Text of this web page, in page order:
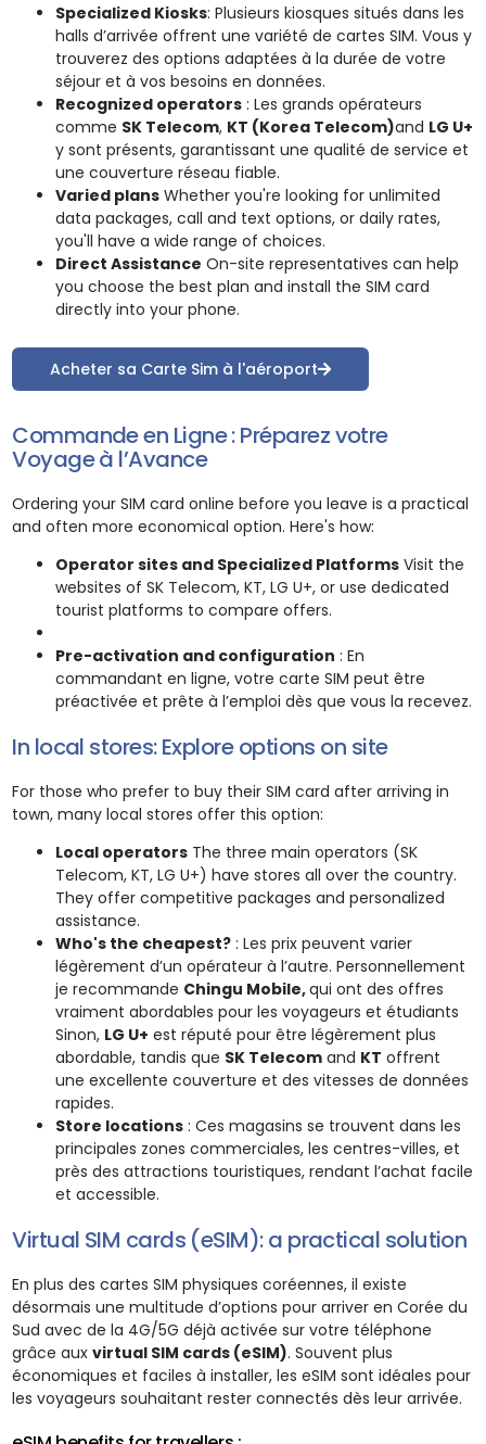
Specialized Kiosks: Plusieurs kiosques situés dans les
halls d’arrivée offrent une variété de cartes SIM. Vous y
trouverez des options adaptées à la durée de votre
séjour et à vos besoins en données.
Recognized operators : Les grands opérateurs
comme SK Telecom, KT (Korea Telecom)and LG U+
y sont présents, garantissant une qualité de service et
une couverture réseau fiable.
Varied plans Whether you're looking for unlimited
data packages, call and text options, or daily rates,
you'll have a wide range of choices.
Direct Assistance On-site representatives can help
you choose the best plan and install the SIM card
directly into your phone.
Acheter sa Carte Sim à l'aéroport
Commande en Ligne : Préparez votre
Voyage à l’Avance
Ordering your SIM card online before you leave is a practical
and often more economical option. Here's how:
Operator sites and Specialized Platforms Visit the
websites of SK Telecom, KT, LG U+, or use dedicated
tourist platforms to compare offers.
Pre-activation and configuration : En
commandant en ligne, votre carte SIM peut être
préactivée et prête à l’emploi dès que vous la recevez.
In local stores: Explore options on site
For those who prefer to buy their SIM card after arriving in
town, many local stores offer this option:
Local operators The three main operators (SK
Telecom, KT, LG U+) have stores all over the country.
They offer competitive packages and personalized
assistance.
Who's the cheapest? : Les prix peuvent varier
légèrement d’un opérateur à l’autre. Personnellement
je recommande Chingu Mobile,qui ont des offres
vraiment abordables pour les voyageurs et étudiants
Sinon, LG U+ est réputé pour être légèrement plus
abordable, tandis que SK Telecom and KT offrent
une excellente couverture et des vitesses de données
rapides.
Store locations : Ces magasins se trouvent dans les
principales zones commerciales, les centres-villes, et
près des attractions touristiques, rendant l’achat facile
et accessible.
Virtual SIM cards (eSIM): a practical solution
En plus des cartes SIM physiques coréennes, il existe
désormais une multitude d’options pour arriver en Corée du
Sud avec de la 4G/5G déjà activée sur votre téléphone
grâce auxvirtual SIM cards (eSIM). Souvent plus
économiques et faciles à installer, les eSIM sont idéales pour
les voyageurs souhaitant rester connectés dès leur arrivée.